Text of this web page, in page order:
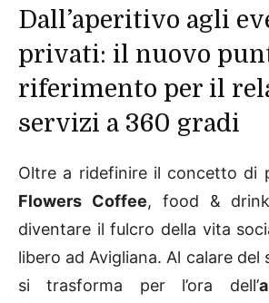
Dall’aperitivo agli
privati: il nuovo
riferimento per il
servizi a 360 gradi
Oltre a ridefinire il concetto di
Flowers Coffee, food &
diventare il fulcro della vita
libero ad Avigliana. Al calare del
si trasforma per l’ora dell’